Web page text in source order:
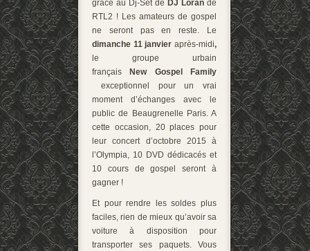
grâce au Dj-Set de DJ Loran de
RTL2 ! Les amateurs de gospel
ne seront pas en reste. Le
dimanche 11 janvier après-midi,
le groupe urbain
français
New Gospel Family
exceptionnel pour un vrai
moment d’échanges avec le
public de Beaugrenelle Paris. A
cette occasion, 20 places pour
leur concert d’octobre 2015 à
l’Olympia, 10 DVD dédicacés et
10 cours de gospel seront à
gagner !
Et pour rendre les soldes plus
faciles, rien de mieux qu’avoir sa
voiture à disposition pour
transporter ses paquets. Vous